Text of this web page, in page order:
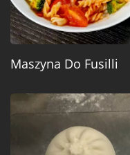
Maszyna Do Fusilli